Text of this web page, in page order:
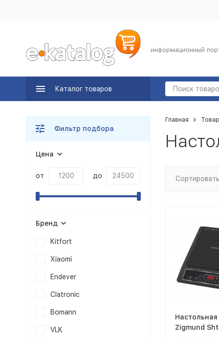
информационный
Каталог товаров
Главная
Zigmund
Фильтр подбора
Цена
от до
Бренд
Kitfort
Xiaomi
Endever
Clatronic
Bomann
VLK